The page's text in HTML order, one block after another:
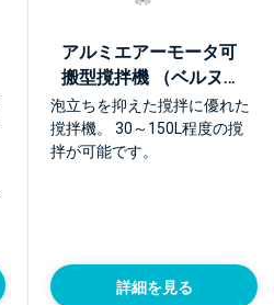
アルミエアーモータ可
搬型撹拌機 （ベルヌー
イ流撹拌体BEAG E型）
【NTMA-A-PO】
泡立ちを抑えた撹拌に優れた
撹拌機。 30～150L程度の撹
拌が可能です。
詳細を見る